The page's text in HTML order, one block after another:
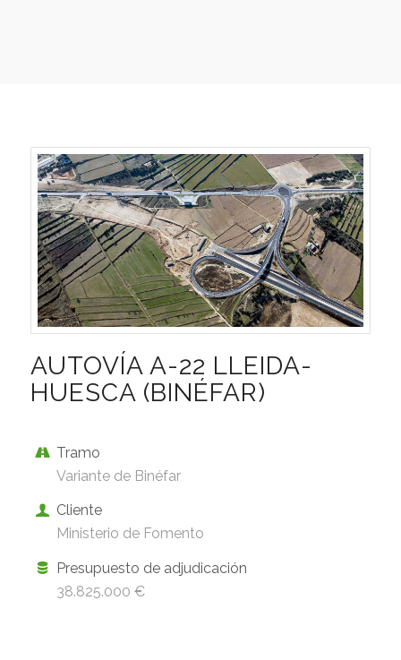
AUTOVÍA A-22 LLEIDA-
HUESCA (BINÉFAR)
Tramo
Variante de Binéfar
Cliente
Ministerio de Fomento
Presupuesto de adjudicación
38.825.000 €